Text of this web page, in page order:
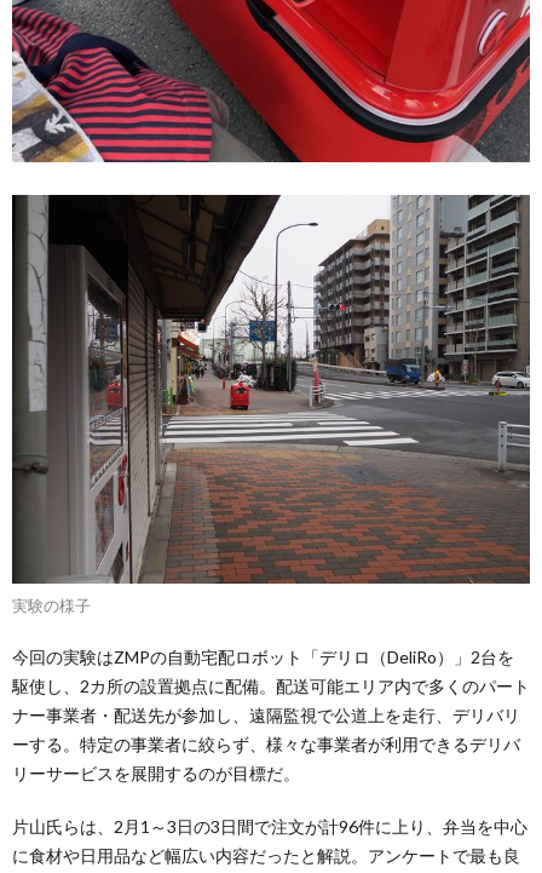
実験の様子
今回の実験はZMPの自動宅配ロボット「デリロ（DeliRo）」2台を
駆使し、2カ所の設置拠点に配備。配送可能エリア内で多くのパート
ナー事業者・配送先が参加し、遠隔監視で公道上を走行、デリバリ
ーする。特定の事業者に絞らず、様々な事業者が利用できるデリバ
リーサービスを展開するのが目標だ。
片山氏らは、2月1～3日の3日間で注文が計96件に上り、弁当を中心
に食材や日用品など幅広い内容だったと解説。アンケートで最も良